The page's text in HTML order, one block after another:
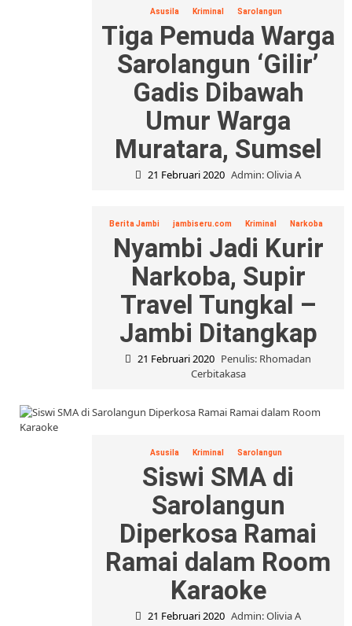
Asusila Kriminal Sarolangun
Tiga Pemuda Warga
Sarolangun ‘Gilir’
Gadis Dibawah
Umur Warga
Muratara, Sumsel
21 Februari 2020 Admin: Olivia A
Berita Jambi jambiseru.com Kriminal Narkoba
Nyambi Jadi Kurir
Narkoba, Supir
Travel Tungkal –
Jambi Ditangkap
21 Februari 2020 Penulis: Rhomadan
Cerbitakasa
Asusila Kriminal Sarolangun
Siswi SMA di
Sarolangun
Diperkosa Ramai
Ramai dalam Room
Karaoke
21 Februari 2020 Admin: Olivia A